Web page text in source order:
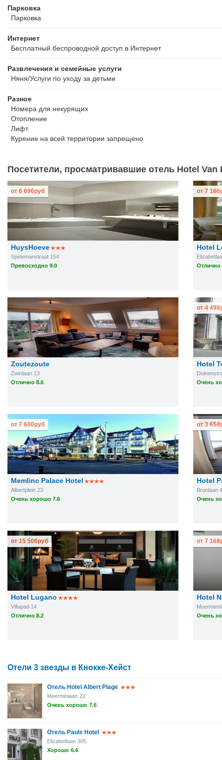
Парковка
Парковка
Интернет
Бесплатный беспроводной доступ в Интернет
Развлечения и семейные услуги
Няня/Услуги по уходу за детьми
Разное
Номера для некурящих
Отопление
Лифт
Курение на всей территории запрещено
Посетители, просматривавшие отель Hotel Van
HuysHoeve
Spelemanstraat 154
Превосходно 9.0
от 6 696руб
Hotel
Отлично
от 7 166
Zoutezoute
Zwinlaan 13
Отлично 8.6
Hotel
Очень
от 4 498
Memlinc Palace Hotel
Albertplein 23
Очень хорошо 7.6
от 7 600руб
Hotel
Bronlaan 4
Очень
от 3 654
Hotel Lugano
Villapad 14
Отлично 8.2
от 15 506руб
Hotel
Очень
от 7 168
Отели 3 звезды в Кнокке-Хейст
Отель Hotel Albert Plage
Meerminlaan 22
Очень хорошо 7.6
Отель Pauls Hotel
Elizabetlaan 305
Хорошо 6.6